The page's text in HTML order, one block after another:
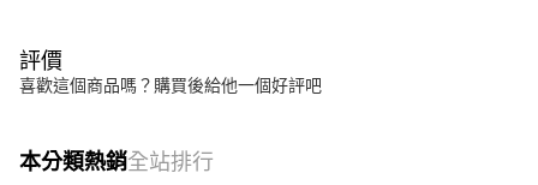
評價
喜歡這個商品嗎？購買後給他一個好評吧
本分類熱銷全站排行